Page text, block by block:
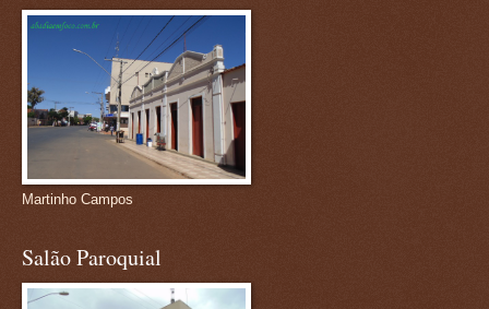
Martinho Campos
Salão Paroquial